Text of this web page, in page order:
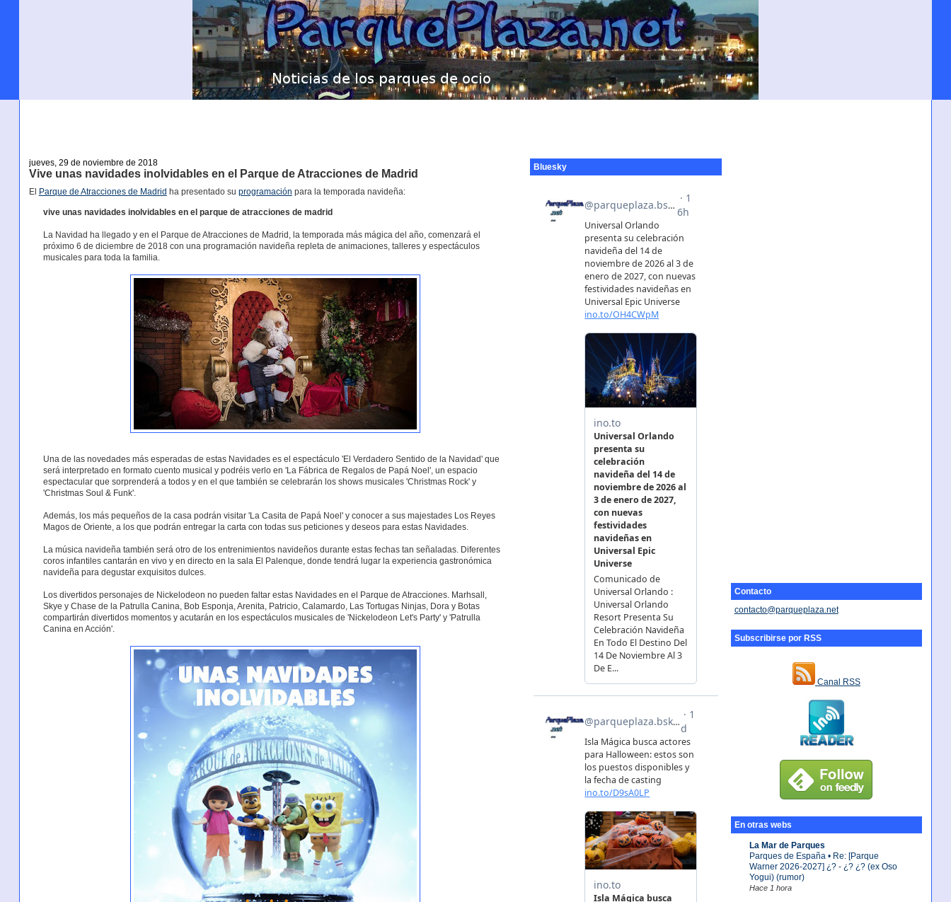
Contacto
contacto@parqueplaza.net
Subscribirse por RSS
Canal RSS
En otras webs
La Mar de Parques
Parques de España • Re: [Parque
Warner 2026-2027] ¿? - ¿? ¿? (ex Oso
Yogui) (rumor)
Hace 1 hora
jueves, 29 de noviembre de 2018
Vive unas navidades inolvidables en el Parque de Atracciones de Madrid
El Parque de Atracciones de Madrid ha presentado su programación para la temporada navideña:
vive unas navidades inolvidables en el parque de atracciones de madrid
La Navidad ha llegado y en el Parque de Atracciones de Madrid, la temporada más mágica del año, comenzará el
próximo 6 de diciembre de 2018 con una programación navideña repleta de animaciones, talleres y espectáculos
musicales para toda la familia.
Una de las novedades más esperadas de estas Navidades es el espectáculo 'El Verdadero Sentido de la Navidad' que
será interpretado en formato cuento musical y podréis verlo en 'La Fábrica de Regalos de Papá Noel', un espacio
espectacular que sorprenderá a todos y en el que también se celebrarán los shows musicales 'Christmas Rock' y
'Christmas Soul & Funk'.
Además, los más pequeños de la casa podrán visitar 'La Casita de Papá Noel' y conocer a sus majestades Los Reyes
Magos de Oriente, a los que podrán entregar la carta con todas sus peticiones y deseos para estas Navidades.
La música navideña también será otro de los entrenimientos navideños durante estas fechas tan señaladas. Diferentes
coros infantiles cantarán en vivo y en directo en la sala El Palenque, donde tendrá lugar la experiencia gastronómica
navideña para degustar exquisitos dulces.
Los divertidos personajes de Nickelodeon no pueden faltar estas Navidades en el Parque de Atracciones. Marhsall,
Skye y Chase de la Patrulla Canina, Bob Esponja, Arenita, Patricio, Calamardo, Las Tortugas Ninjas, Dora y Botas
compartirán divertidos momentos y acutarán en los espectáculos musicales de 'Nickelodeon Let's Party' y 'Patrulla
Canina en Acción'.
Bluesky